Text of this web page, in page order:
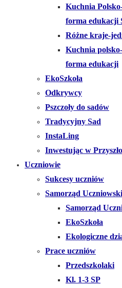
Kuchnia
forma edukacji
Różne kraje-
Kuchnia
forma edukacji
EkoSzkoła
Odkrywcy
Pszczoły do sadów
Tradycyjny Sad
InstaLing
Inwestując w
Uczniowie
Sukcesy uczniów
Samorząd Uczniowski
Samorząd
EkoSzkoła
Ekologiczne
Prace uczniów
Przedszkolaki
Kl. 1-3 SP